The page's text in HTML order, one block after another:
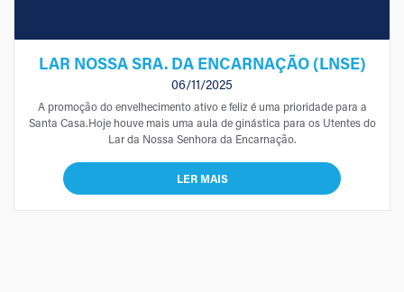
LAR NOSSA SRA. DA ENCARNAÇÃO (LNSE)
06/11/2025
A promoção do envelhecimento ativo e feliz é uma prioridade para a
Santa Casa.Hoje houve mais uma aula de ginástica para os Utentes do
Lar da Nossa Senhora da Encarnação.
LER MAIS